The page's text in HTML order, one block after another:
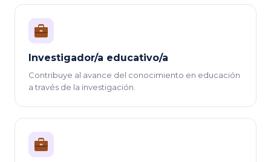
Investigador/a educativo/a
Contribuye al avance del conocimiento en educación
a través de la investigación.